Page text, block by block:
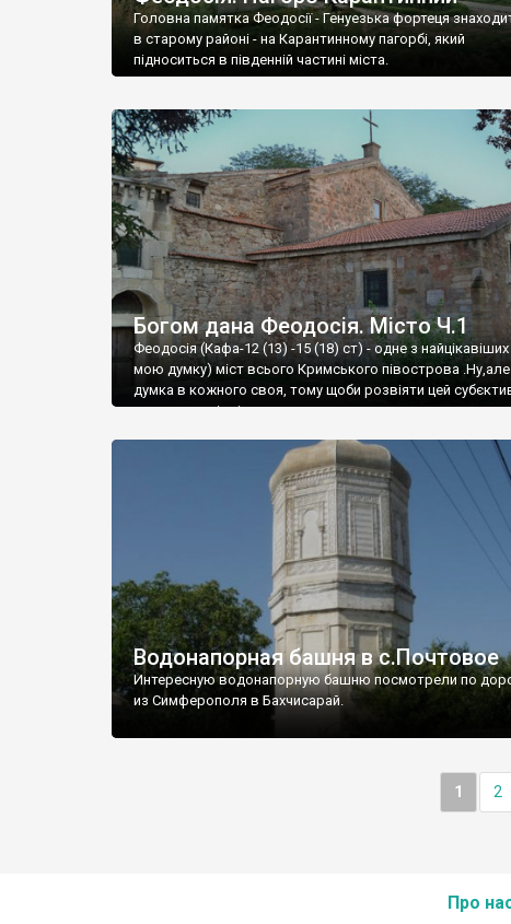
Головна памятка Феодосії - Генуезька фортеця
в старому районі - на Карантинному пагорбі, який
підноситься в південній частині міста.
Богом дана Феодосія. Місто Ч.1
Феодосія (Кафа-12 (13) -15 (18) ст) - одне з найцікавіших
мою думку) міст всього Кримського півострова .Ну,але
думка в кожного своя, тому щоби розвіяти цей
запрошую відвідати це
Водонапорная башня в с.Почтовое
Интересную водонапорную башню посмотрели по
из Симферополя в Бахчисарай.
1 2
Про